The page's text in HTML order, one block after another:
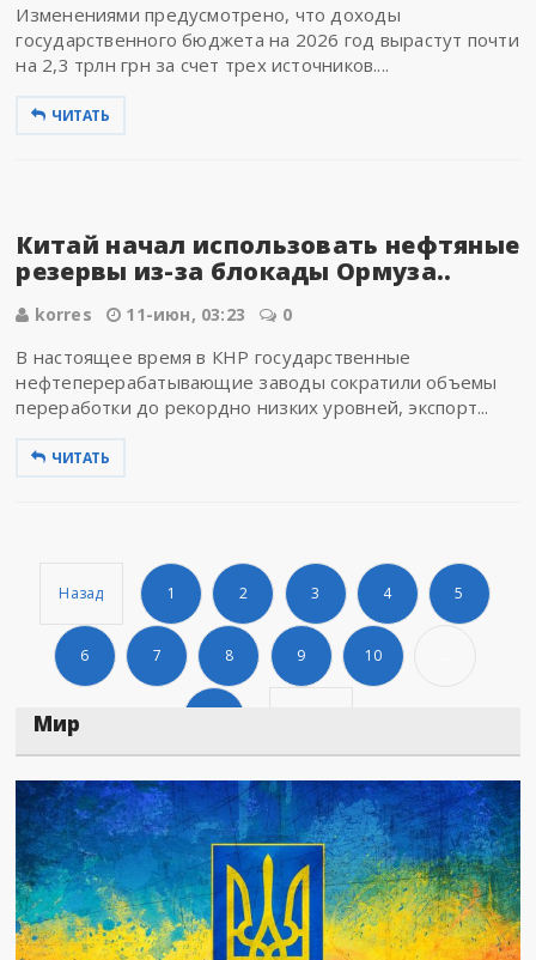
Изменениями предусмотрено, что доходы
государственного бюджета на 2026 год вырастут почти
на 2,3 трлн грн за счет трех источников....
ЧИТАТЬ
Китай начал использовать нефтяные
резервы из-за блокады Ормуза..
korres 11-июн, 03:23 0
В настоящее время в КНР государственные
нефтеперерабатывающие заводы сократили объемы
переработки до рекордно низких уровней, экспорт...
ЧИТАТЬ
Назад 1 2 3 4 5
6 7 8 9 10
Мир